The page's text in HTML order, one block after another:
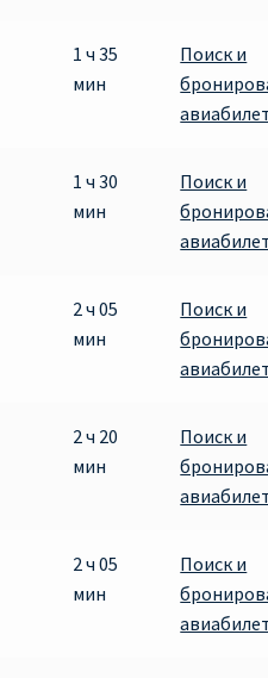
1 ч 35
мин
Поиск и
1 ч 30
мин
Поиск и
2 ч 05
мин
Поиск и
2 ч 20
мин
Поиск и
2 ч 05
мин
Поиск и